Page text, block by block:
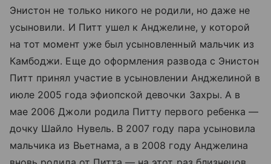
Энистон не только никого не родили, но даже не
усыновили. И Питт ушел к Анджелине, у которой
на тот момент уже был усыновленный мальчик из
Камбоджи. Еще до оформления развода с Энистон
Питт принял участие в усыновлении Анджелиной в
июле 2005 года эфиопской девочки Захры. А в
мае 2006 Джоли родила Питту первого ребенка —
дочку Шайло Нувель. В 2007 году пара усыновила
мальчика из Вьетнама, а в 2008 году Анджелина